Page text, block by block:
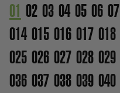
01 02 03 04 05 06 07
014 015 016 017 018
025 026 027 028 029
036 037 038 039 040